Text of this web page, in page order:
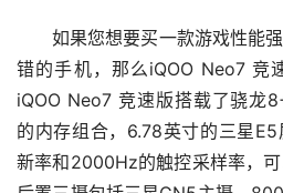
如果您想要买一款游戏性能
错的手机，那么iQOO Neo7 竞
iQOO Neo7 竞速版搭载了骁龙
的内存组合，6.78英寸的三星
新率和2000Hz的触控采样率，可